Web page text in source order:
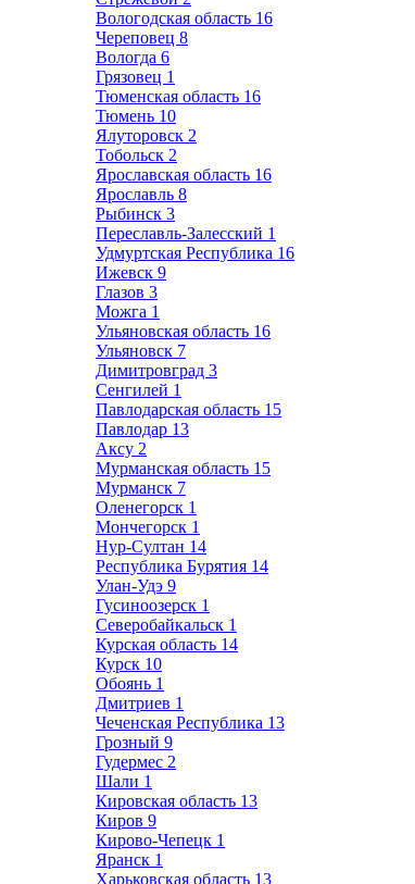
Вологодская область 16
Череповец 8
Вологда 6
Грязовец 1
Тюменская область 16
Тюмень 10
Ялуторовск 2
Тобольск 2
Ярославская область 16
Ярославль 8
Рыбинск 3
Переславль-Залесский 1
Удмуртская Республика 16
Ижевск 9
Глазов 3
Можга 1
Ульяновская область 16
Ульяновск 7
Димитровград 3
Сенгилей 1
Павлодарская область 15
Павлодар 13
Аксу 2
Мурманская область 15
Мурманск 7
Оленегорск 1
Мончегорск 1
Нур-Султан 14
Республика Бурятия 14
Улан-Удэ 9
Гусиноозерск 1
Северобайкальск 1
Курская область 14
Курск 10
Обоянь 1
Дмитриев 1
Чеченская Республика 13
Грозный 9
Гудермес 2
Шали 1
Кировская область 13
Киров 9
Кирово-Чепецк 1
Яранск 1
Харьковская область 13